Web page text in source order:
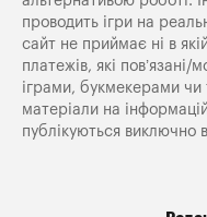
проводить ігри на
сайт не приймає ні в
платежів, які пов’язані/
іграми, букмекерами чи
матеріали на
публікуються виключно